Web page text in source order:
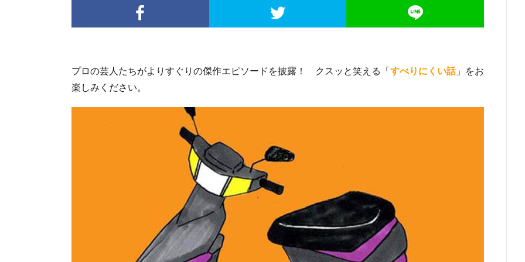
プロの芸人たちがよりすぐりの傑作エピソードを披露！ クスッと笑える「すべりにくい話」をお
楽しみください。